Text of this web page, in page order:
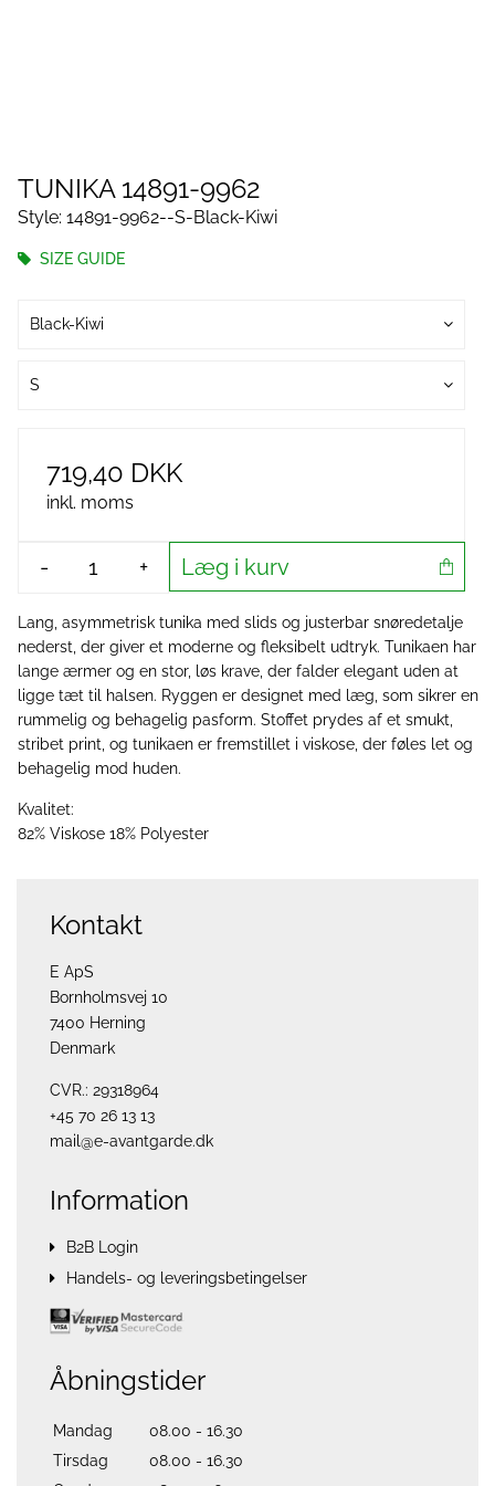
TUNIKA 14891-9962
Style: 14891-9962--S-Black-Kiwi
SIZE GUIDE
Black-Kiwi
S
719,40 DKK
inkl. moms
- + Læg i kurv
Lang, asymmetrisk tunika med slids og justerbar snøredetalje
nederst, der giver et moderne og fleksibelt udtryk. Tunikaen har
lange ærmer og en stor, løs krave, der falder elegant uden at
ligge tæt til halsen. Ryggen er designet med læg, som sikrer en
rummelig og behagelig pasform. Stoffet prydes af et smukt,
stribet print, og tunikaen er fremstillet i viskose, der føles let og
behagelig mod huden.
Kvalitet:
82% Viskose 18% Polyester
Kontakt
E ApS
Bornholmsvej 10
7400 Herning
Denmark
CVR.: 29318964
+45 70 26 13 13
mail@e-avantgarde.dk
Information
B2B Login
Handels- og leveringsbetingelser
Åbningstider
Mandag
08.00 - 16.30
Tirsdag
08.00 - 16.30